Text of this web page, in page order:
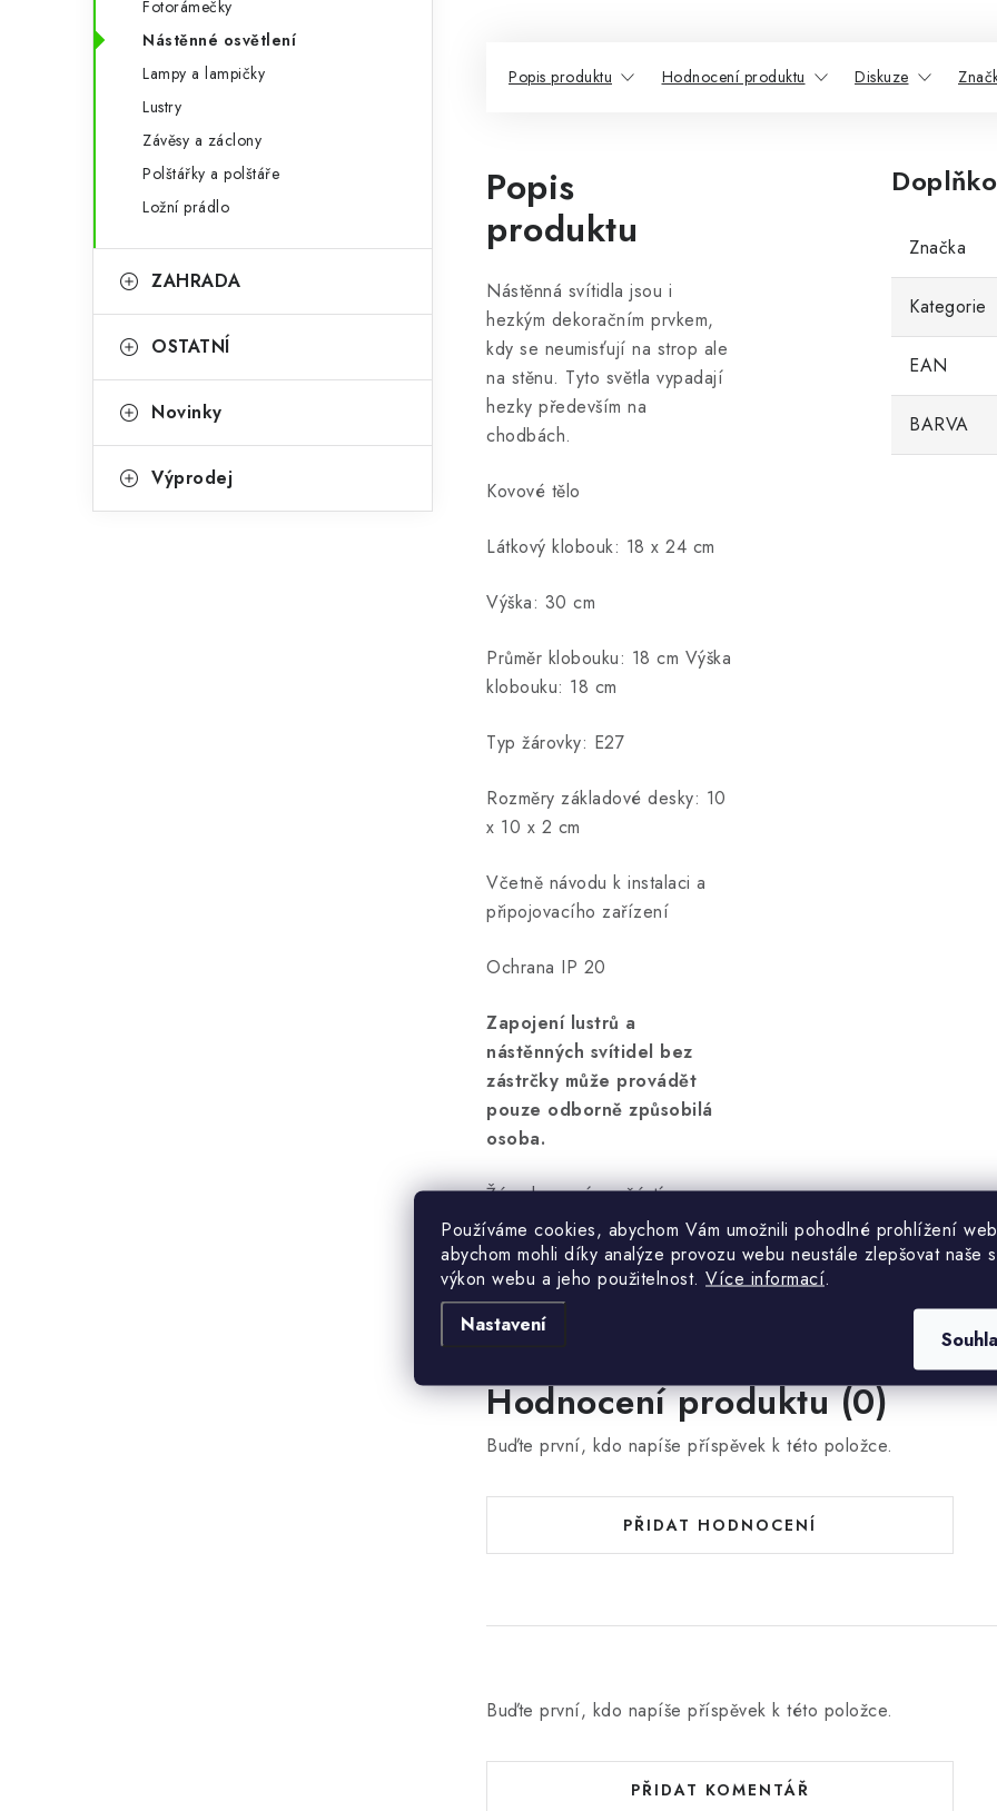
Používáme cookies, abychom Vám umožnili pohodlné prohlížení
abychom mohli díky analýze provozu webu neustále zlepšovat naše
výkon webu a jeho použitelnost. Více informací.
Nastavení
Fotorámečky
Nástěnné osvětlení
Lampy a lampičky
Lustry
Závěsy a záclony
Polštářky a polštáře
Ložní prádlo
ZAHRADA
OSTATNÍ
Novinky
Výprodej
Popis produktu Hodnocení produktu Diskuze
Popis
produktu
Nástěnná svítidla jsou i
hezkým dekoračním prvkem,
kdy se neumisťují na strop ale
na stěnu. Tyto světla vypadají
hezky především na
chodbách.
Kovové tělo
Látkový klobouk: 18 x 24 cm
Výška: 30 cm
Průměr klobouku: 18 cm Výška
klobouku: 18 cm
Typ žárovky: E27
Rozměry základové desky: 10
x 10 x 2 cm
Včetně návodu k instalaci a
připojovacího zařízení
Ochrana IP 20
Zapojení lustrů a
nástěnných svítidel bez
zástrčky může provádět
pouze odborně způsobilá
osoba.
Žárovka není součástí
dodávky.
Značka
Kategorie
EAN
BARVA
Hodnocení produktu (0)
Buďte první, kdo napíše příspěvek k této položce.
PŘIDAT HODNOCENÍ
Buďte první, kdo napíše příspěvek k této položce.
PŘIDAT KOMENTÁŘ